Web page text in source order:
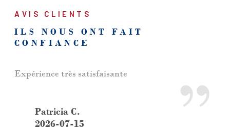
AVIS CLIENTS
ILS NOUS ONT FAIT
CONFIANCE
Patricia C.
2026-07-15
Expérience très satisfaisante